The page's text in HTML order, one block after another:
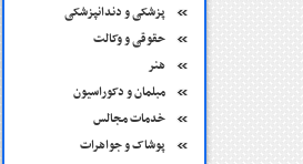
پزشکی و دندانپزشکی
حقوقی و وکالت
هنر
مبلمان و دکوراسیون
خدمات مجالس
پوشاک و جواهرات